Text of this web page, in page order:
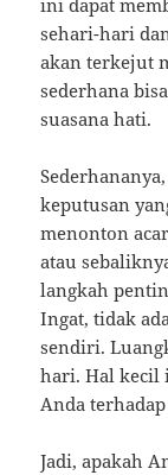
sehari-hari
akan terkejut
sederhana
suasana hati.
keputusan
menonton
atau
langkah
Ingat, tidak
sendiri.
hari. Hal kecil
Anda
Jadi, apakah